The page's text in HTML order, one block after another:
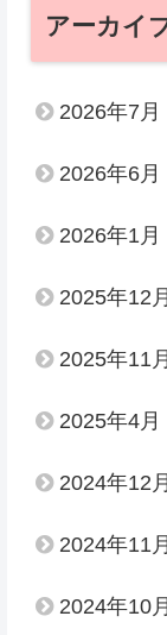
アーカイ
2026年7月
2026年6月
2026年1月
2025年12月
2025年11月
2025年4月
2024年12月
2024年11月
2024年10月